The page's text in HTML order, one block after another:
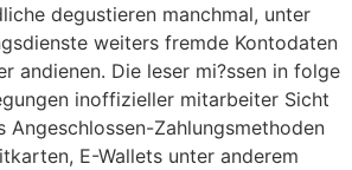
degustieren manchmal, unter
weiters fremde Kontodaten
andienen. Die leser mi?ssen in folge
inoffizieller mitarbeiter Sicht
Angeschlossen-Zahlungsmethoden
E-Wallets unter anderem